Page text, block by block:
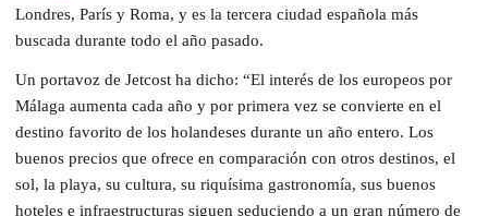
Londres, París y Roma, y es la tercera ciudad española más
buscada durante todo el año pasado.
Un portavoz de Jetcost ha dicho: “El interés de los europeos por
Málaga aumenta cada año y por primera vez se convierte en el
destino favorito de los holandeses durante un año entero. Los
buenos precios que ofrece en comparación con otros destinos, el
sol, la playa, su cultura, su riquísima gastronomía, sus buenos
hoteles e infraestructuras siguen seduciendo a un gran número de